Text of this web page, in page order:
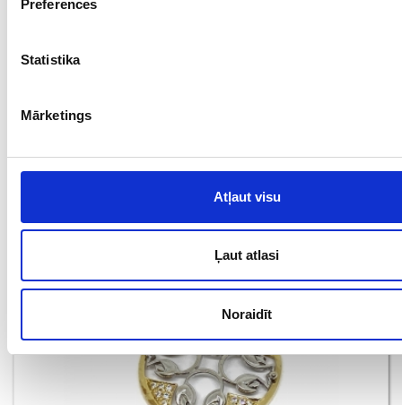
Preferences
Statistika
Mārketings
Atļaut visu
Ļaut atlasi
Noraidīt
€ 668.45
ДОБАВИТЬ В КОРЗИНУ